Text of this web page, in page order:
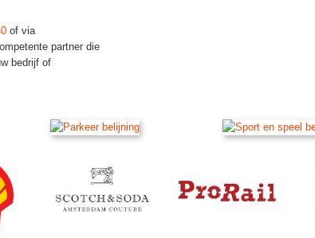
of via
partner die
bedrijf of